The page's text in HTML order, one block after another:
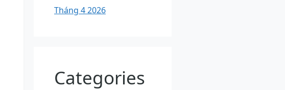
Tháng 4 2026
Categories